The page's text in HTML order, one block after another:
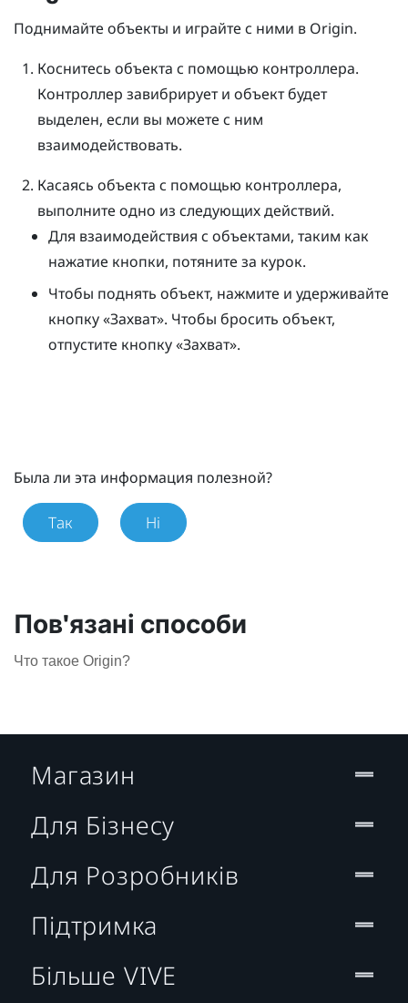
Поднимайте объекты и играйте с ними в Origin.
Коснитесь объекта с помощью контроллера.
Контроллер завибрирует и объект будет
выделен, если вы можете с ним
взаимодействовать.
Касаясь объекта с помощью контроллера,
выполните одно из следующих действий.
Для взаимодействия с объектами, таким как
нажатие кнопки, потяните за курок.
Чтобы поднять объект, нажмите и удерживайте
кнопку «Захват». Чтобы бросить объект,
отпустите кнопку «Захват».
Была ли эта информация полезной?
Так Ні
Пов'язані способи
Что такое Origin?
Магазин
Для Бізнесу
Для Розробників
Підтримка
Більше VIVE